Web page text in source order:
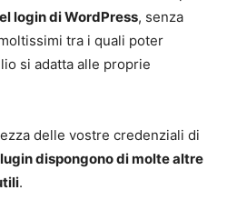
login di WordPress, senza
tra i quali poter
si adatta alle proprie
delle vostre credenziali di
dispongono di molte altre
.